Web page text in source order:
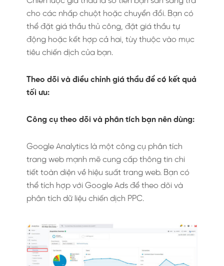
cho các nhấp chuột hoặc chuyển đổi. Bạn có
thể đặt giá thầu thủ công, đặt giá thầu tự
động hoặc kết hợp cả hai, tùy thuộc vào mục
tiêu chiến dịch của bạn.
Theo dõi và điều chỉnh giá thầu để có kết quả
tối ưu:
Công cụ theo dõi và phân tích bạn nên dùng:
Google Analytics là một công cụ phân tích
trang web mạnh mẽ cung cấp thông tin chi
tiết toàn diện về hiệu suất trang web. Bạn có
thể tích hợp với Google Ads để theo dõi và
phân tích dữ liệu chiến dịch PPC.